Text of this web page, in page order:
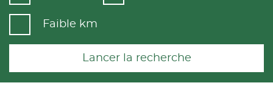
Faible km
Lancer la recherche